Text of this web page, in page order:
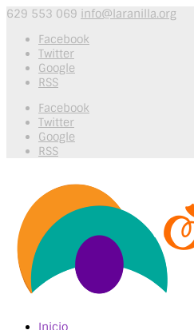
629 553 069 info@laranilla.org
Facebook
Twitter
Google
RSS
Facebook
Twitter
Google
RSS
Inicio